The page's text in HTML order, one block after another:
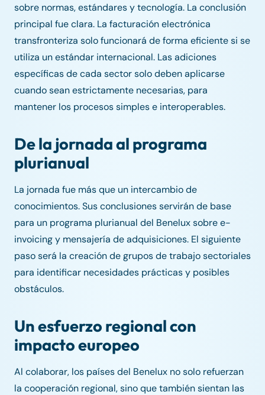
sobre normas, estándares y tecnología. La conclusión
principal fue clara. La facturación electrónica
transfronteriza solo funcionará de forma eficiente si se
utiliza un estándar internacional. Las adiciones
específicas de cada sector solo deben aplicarse
cuando sean estrictamente necesarias, para
mantener los procesos simples e interoperables.
De la jornada al programa
plurianual
La jornada fue más que un intercambio de
conocimientos. Sus conclusiones servirán de base
para un programa plurianual del Benelux sobre e-
invoicing y mensajería de adquisiciones. El siguiente
paso será la creación de grupos de trabajo sectoriales
para identificar necesidades prácticas y posibles
obstáculos.
Un esfuerzo regional con
impacto europeo
Al colaborar, los países del Benelux no solo refuerzan
la cooperación regional, sino que también sientan las